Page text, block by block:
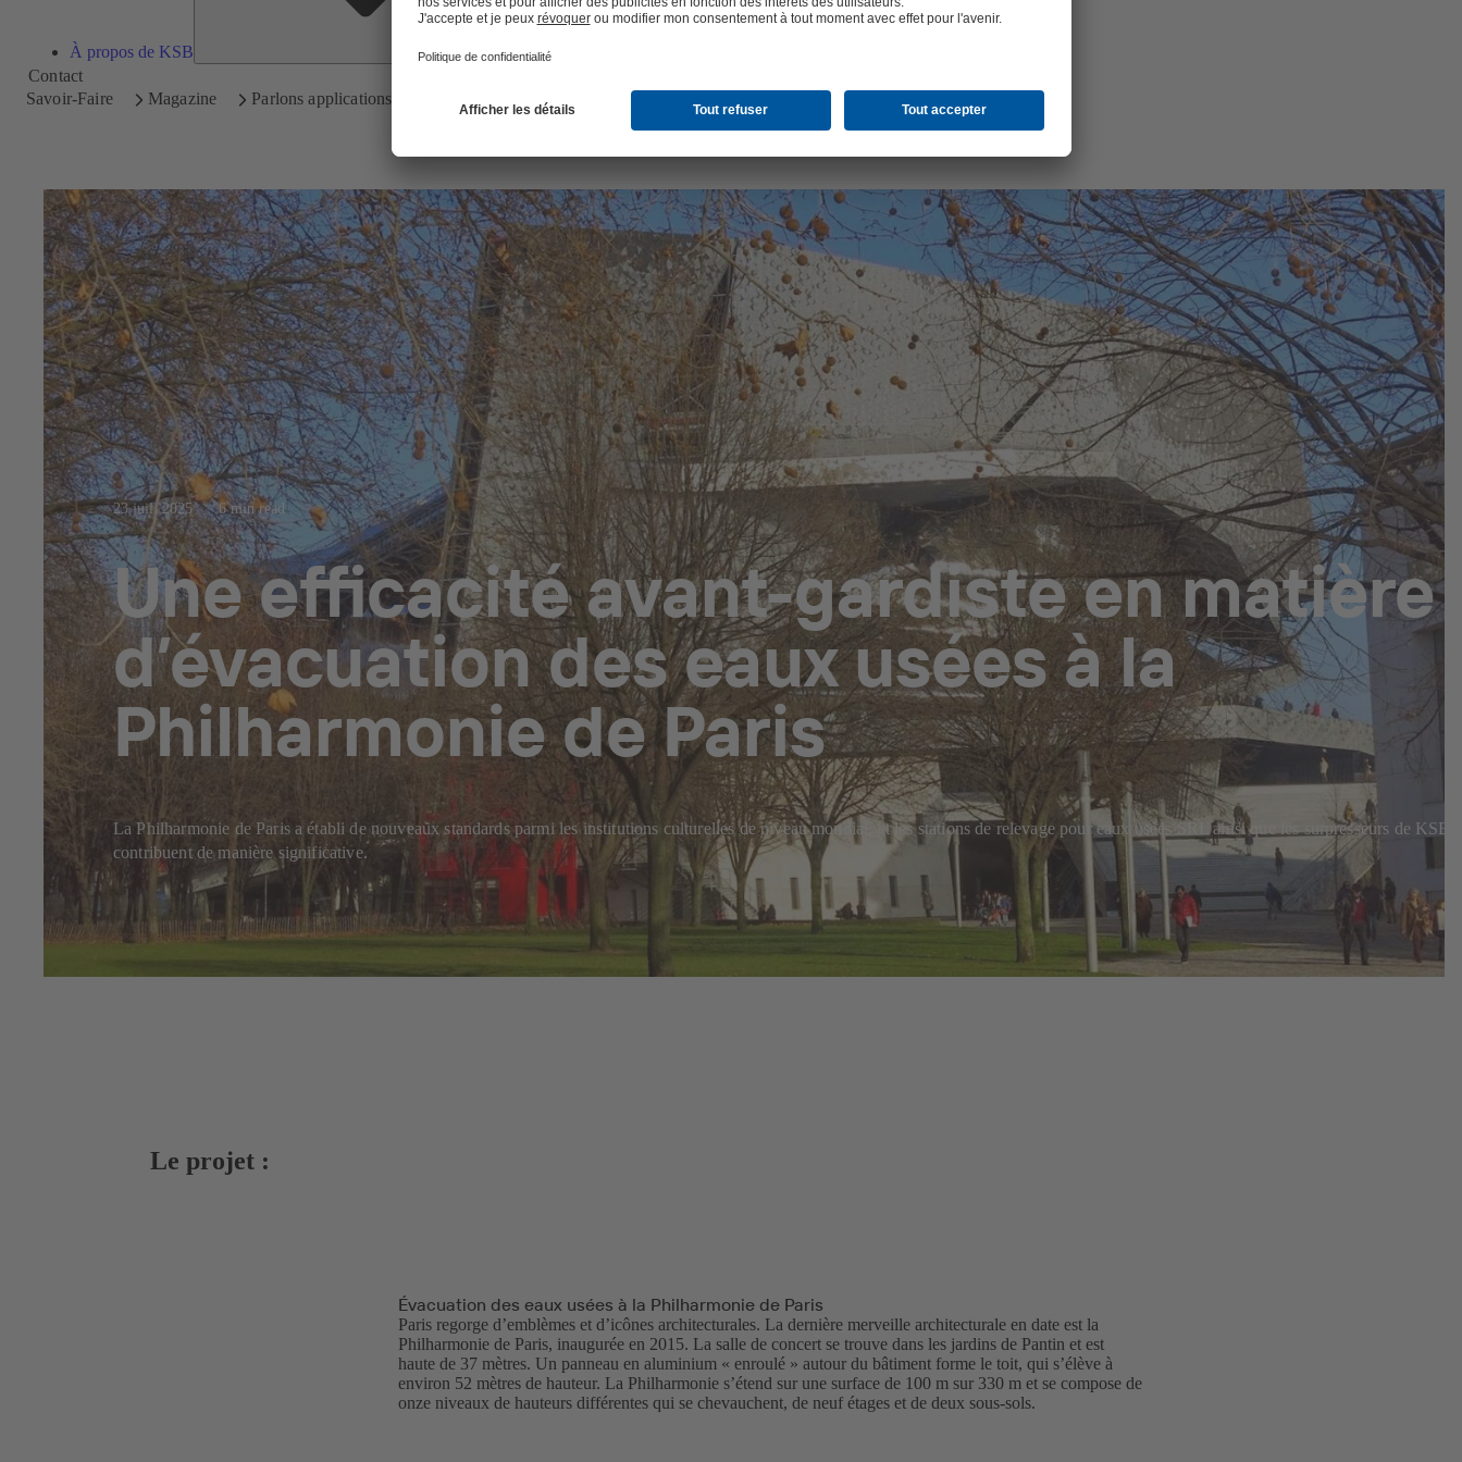
À propos de KSB
Contact
Savoir-Faire
Magazine Parlons applications
23 juil. 2025 6 min read
Une efficacité avant-gardiste en matière
d’évacuation des eaux usées à la
Philharmonie de Paris
La Philharmonie de Paris a établi de nouveaux standards parmi les institutions culturelles de niveau mondial, et les stations de relevage pour eaux usées SRL ainsi que les surpresseurs de KSB
contribuent de manière significative.
Le projet :
Évacuation des eaux usées à la Philharmonie de Paris
Paris regorge d’emblèmes et d’icônes architecturales. La dernière merveille architecturale en date est la
Philharmonie de Paris, inaugurée en 2015. La salle de concert se trouve dans les jardins de Pantin et est
haute de 37 mètres. Un panneau en aluminium « enroulé » autour du bâtiment forme le toit, qui s’élève à
environ 52 mètres de hauteur. La Philharmonie s’étend sur une surface de 100 m sur 330 m et se compose de
onze niveaux de hauteurs différentes qui se chevauchent, de neuf étages et de deux sous-sols.